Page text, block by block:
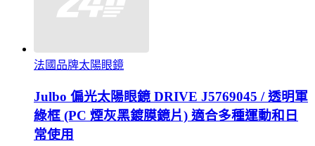
法國品牌太陽眼鏡
Julbo 偏光太陽眼鏡 DRIVE J5769045 / 透明軍
綠框 (PC 煙灰黑鍍膜鏡片) 適合多種運動和日
常使用